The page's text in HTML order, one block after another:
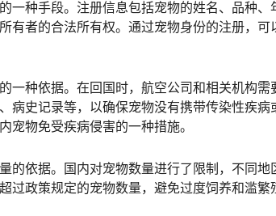
一种手段。注册信息包括宠物的姓名、品种
有者的合法所有权。通过宠物身份的注册，
一种依据。在回国时，航空公司和相关机构
病史记录等，以确保宠物没有携带传染性疾
宠物免受疾病侵害的一种措施。
的依据。国内对宠物数量进行了限制，不同
过政策规定的宠物数量，避免过度饲养和滥